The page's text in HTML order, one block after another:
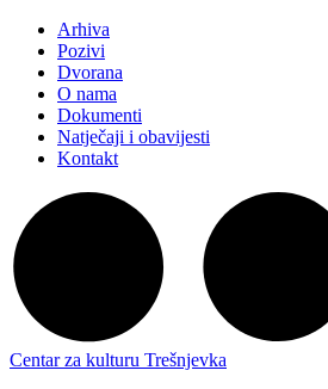
Arhiva
Pozivi
Dvorana
O nama
Dokumenti
Natječaji i obavijesti
Kontakt
Centar za kulturu Trešnjevka